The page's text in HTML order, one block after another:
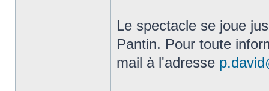
Le spectacle se joue
Pantin. Pour toute
mail à l'adresse